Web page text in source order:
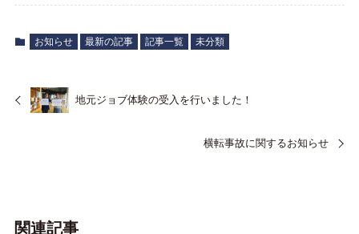
お知らせ 最新の記事 記事一覧 未分類
地元ジョブ体験の受入を行いました！
横転事故に関するお知らせ
関連記事